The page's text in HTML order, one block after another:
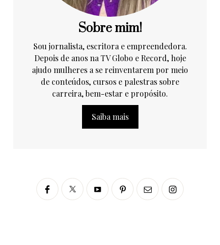
Sobre mim!
Sou jornalista, escritora e empreendedora.
Depois de anos na TV Globo e Record, hoje
ajudo mulheres a se reinventarem por meio
de conteúdos, cursos e palestras sobre
carreira, bem-estar e propósito.
Saiba mais